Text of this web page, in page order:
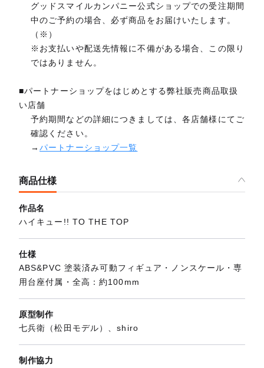
グッドスマイルカンパニー公式ショップでの受注期間
中のご予約の場合、必ず商品をお届けいたします。
（※）
※お支払いや配送先情報に不備がある場合、この限り
ではありません。
■パートナーショップをはじめとする弊社販売商品取扱
い店舗
予約期間などの詳細につきましては、各店舗様にてご
確認ください。
→パートナーショップ一覧
商品仕様
作品名
ハイキュー!! TO THE TOP
仕様
ABS&PVC 塗装済み可動フィギュア・ノンスケール・専
用台座付属・全高：約100mm
原型制作
七兵衛（松田モデル）、shiro
制作協力